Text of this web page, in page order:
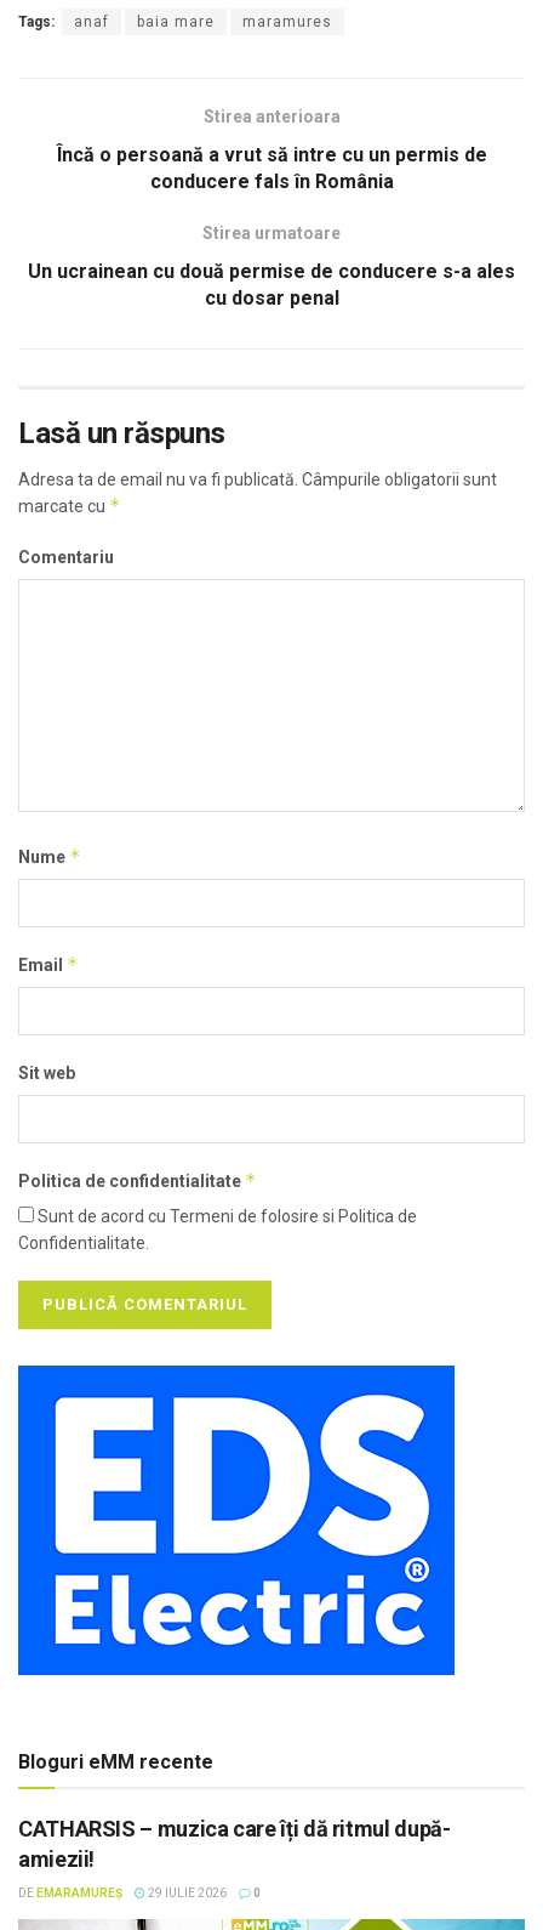
Tags: anaf baia mare maramures
Stirea anterioara
Încă o persoană a vrut să intre cu un permis de
conducere fals în România
Stirea urmatoare
Un ucrainean cu două permise de conducere s-a ales
cu dosar penal
Lasă un răspuns
Adresa ta de email nu va fi publicată. Câmpurile obligatorii sunt
marcate cu *
Comentariu
Nume *
Email *
Sit web
Politica de confidentialitate *
Sunt de acord cu Termeni de folosire si Politica de
Confidentialitate.
Bloguri eMM recente
CATHARSIS – muzica care îți dă ritmul după-
amiezii!
DE EMARAMUREȘ 29 IULIE 2026 0